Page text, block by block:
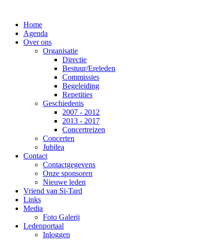
Home
Agenda
Over ons
Organisatie
Directie
Bestuur/Ereleden
Commissies
Begeleiding
Repetities
Geschiedenis
2007 - 2012
2013 - 2017
Concertreizen
Concerten
Jubilea
Contact
Contactgegevens
Onze sponsoren
Nieuwe leden
Vriend van Si-Tard
Links
Media
Foto Galerij
Ledenportaal
Inloggen